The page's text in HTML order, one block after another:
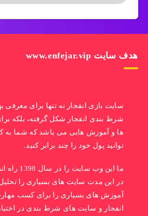
هدف سایت www.enfejar.vip
سایت بازی انفجار نه تنها برای معرفی
شرط بندی انفجار شکل گرفته، بلکه
ها و آموزش هایی می باشد که شما به
توانید پول خود را چند برابر کنید.
ما این وب
در این مدت سایت های بسیاری را
آموزش های بسیاری را برای کسب
انفجار و سایت های شرط بندی در